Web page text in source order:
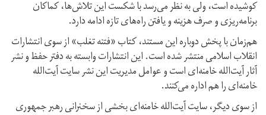
کوشیده است، ولی به نظر می‌رسد با شکست‌ این تلاش‌ها، کماکان
برنامه‌ریزی و صرف هزینه‌ و یافتن راه‌های تازه ادامه دارد.
هم‌زمان با پخش دوباره این مستند، کتاب «فتنه تغلب» از سوی انتشارات
انقلاب اسلامی منتشر شده است. این انتشارات وابسته به دفتر حفظ و نشر
آثار آیت‌الله خامنه‌ای است و عوامل مدیریت این نشر سایت‌ آیت‌الله
خامنه‌ای را هم اداره می‌کنند.
از سوی دیگر، سایت‌ آیت‌الله خامنه‌ای بخشی از سخنرانی رهبر جمهوری